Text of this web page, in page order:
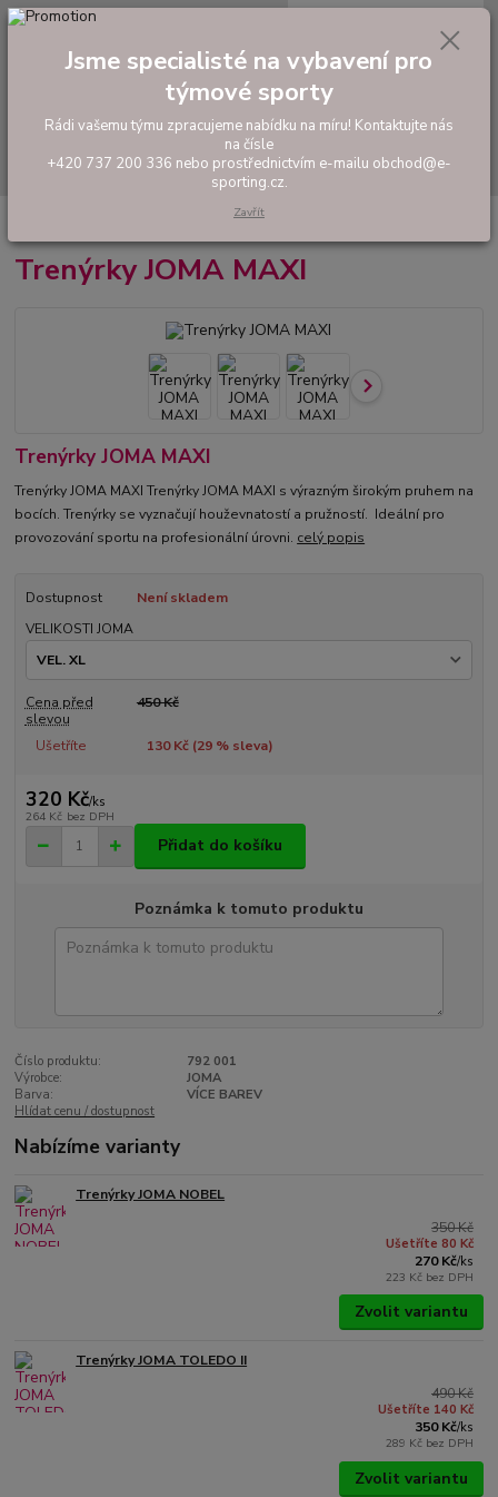
Hledat
tel: +420 737 200 336
0,00 Kč
Trenýrky JOMA MAXI
Trenýrky JOMA MAXI
Trenýrky JOMA MAXI
Trenýrky JOMA MAXI Trenýrky JOMA MAXI s výrazným širokým pruhem na
bocích. Trenýrky se vyznačují houževnatostí a pružností. Ideální pro
provozování sportu na profesionální úrovni. celý popis
Dostupnost
Není skladem
VELIKOSTI JOMA
Cena před
slevou
450 Kč
Ušetříte 130 Kč (29% sleva)
320 Kč/ks
264 Kč bez DPH
Přidat do košíku
Poznámka k tomuto produktu
Číslo produktu:
792 001
Výrobce:
JOMA
Barva:
VÍCE BAREV
Hlídat cenu / dostupnost
Nabízíme varianty
Trenýrky JOMA NOBEL
350 Kč
Ušetříte 80 Kč
270 Kč/ks
223 Kč bez DPH
Zvolit variantu
Trenýrky JOMA TOLEDO II
490 Kč
Ušetříte 140 Kč
350 Kč/ks
289 Kč bez DPH
Zvolit variantu
Jsme specialisté na vybavení pro
týmové sporty
Rádi vašemu týmu zpracujeme nabídku na míru! Kontaktujte nás
na čísle
+420 737 200 336 nebo prostřednictvím e-mailu obchod@e-
sporting.cz.
Zavřít